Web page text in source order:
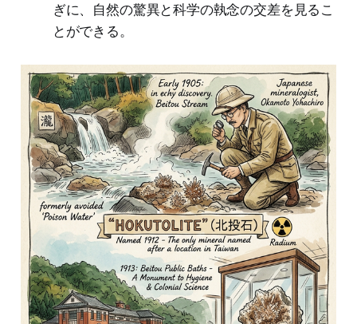
ぎに、自然の驚異と科学の執念の交差を見るこ
とができる。